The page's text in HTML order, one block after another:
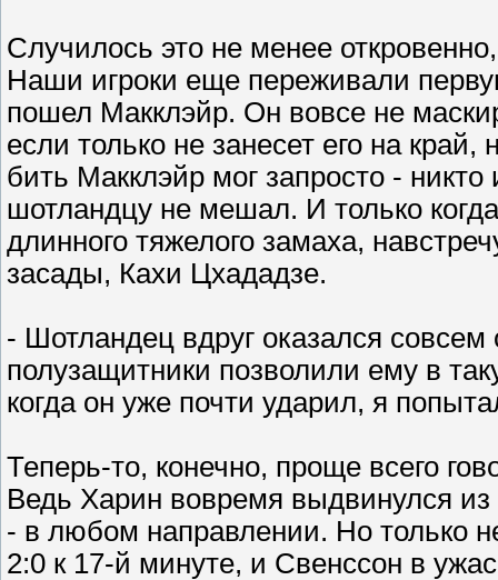
Случилось это не менее
Наши игроки еще переживали
пошел Макклэйр. Он вовсе не
если только не занесет его на
бить Макклэйр мог запросто -
шотландцу не мешал. И только
длинного тяжелого замаха,
засады, Кахи Цхададзе.
- Шотландец вдруг оказался
полузащитники позволили ему в
когда он уже почти ударил, я
Теперь-то, конечно, проще всего
Ведь Харин вовремя выдвинулся
- в любом направлении. Но только
2:0 к 17-й минуте, и Свенссон в